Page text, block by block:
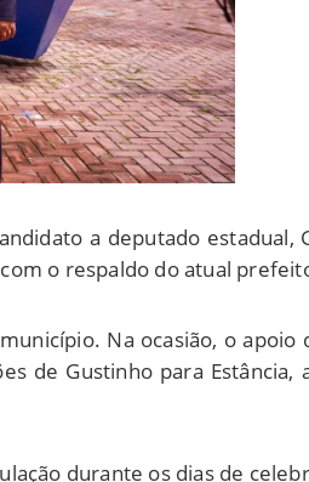
a deputado estadual,
o respaldo do atual
Na ocasião, o
de Gustinho para Estância,
durante os dias de